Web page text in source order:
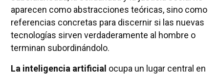
aparecen como abstracciones teóricas, sino como
referencias concretas para discernir si las nuevas
tecnologías sirven verdaderamente al hombre o
terminan subordinándolo.
La inteligencia artificial ocupa un lugar central en